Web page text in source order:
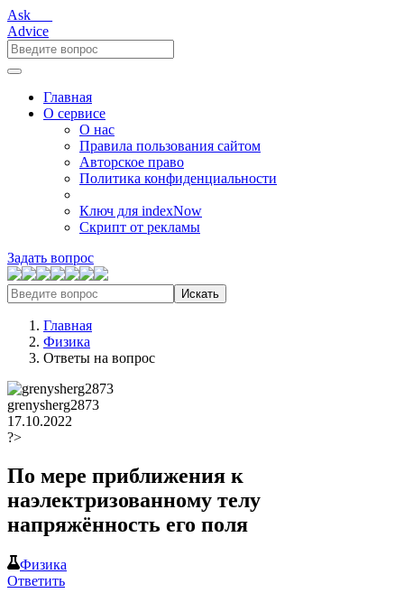
Ask___
Advice
Главная
О сервисе
О нас
Правила пользования сайтом
Авторское право
Политика конфиденциальности
Ключ для indexNow
Скрипт от рекламы
Задать вопрос
Искать
Главная
Физика
Ответы на вопрос
grenysherg2873
17.10.2022
?>
По мере приближения к
наэлектризованному телу
напряжённость его поля​
Физика
Ответить